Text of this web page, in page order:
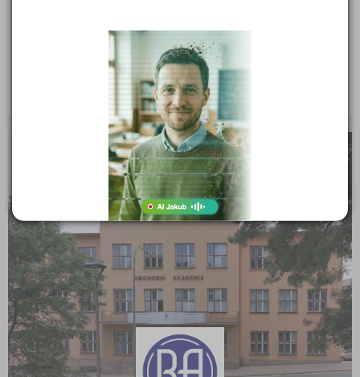
Boleslavská soukromá střední odborná škola a
Viničná 463/17, 29301 Mladá Boleslav III
Ředitel: Mgr. Eva Folprechtová, MBA